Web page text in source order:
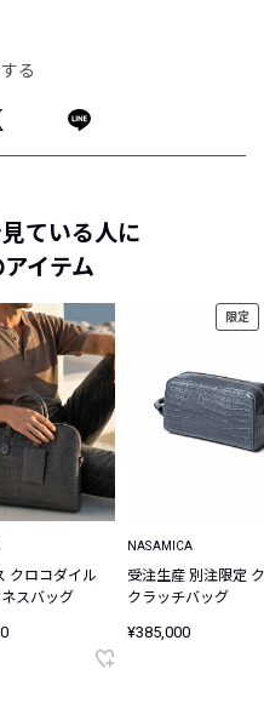
る
ている人に
イテム
クロコダイル
スバッグ
限定
NASAMICA
受注生産 別注限定
クラッチバッグ
¥385,000